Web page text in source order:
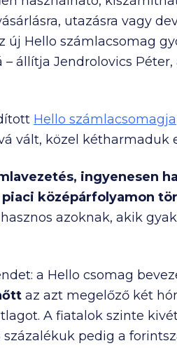
utazásra vagy
új Hello számlacsomag
állítja Jendrolovics
Hello számlacsomagja
vált, közel kétharmaduk
ingyenesen
középárfolyamon
azoknak, akik
a Hello csomag
az azt megelőző két
A fiatalok szinte
pedig a